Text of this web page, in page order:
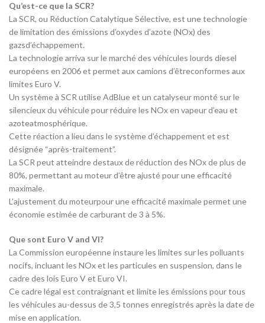
Qu’est-ce que la SCR?
La SCR, ou Réduction Catalytique Sélective, est une technologie
de limitation des émissions d’oxydes d’azote (NOx) des
gazsd’échappement.
La technologie arriva sur le marché des véhicules lourds diesel
européens en 2006 et permet aux camions d’êtreconformes aux
limites Euro V.
Un système à SCR utilise AdBlue et un catalyseur monté sur le
silencieux du véhicule pour réduire les NOx en vapeur d’eau et
azoteatmosphérique.
Cette réaction a lieu dans le système d’échappement et est
désignée “après-traitement”.
La SCR peut atteindre destaux de réduction des NOx de plus de
80%, permettant au moteur d’être ajusté pour une efficacité
maximale.
L’ajustement du moteurpour une efficacité maximale permet une
économie estimée de carburant de 3 à 5%.
Que sont Euro V and VI?
La Commission européenne instaure les limites sur les polluants
nocifs, incluant les NOx et les particules en suspension, dans le
cadre des lois Euro V et Euro VI.
Ce cadre légal est contraignant et limite les émissions pour tous
les véhicules au-dessus de 3,5 tonnes enregistrés après la date de
mise en application.